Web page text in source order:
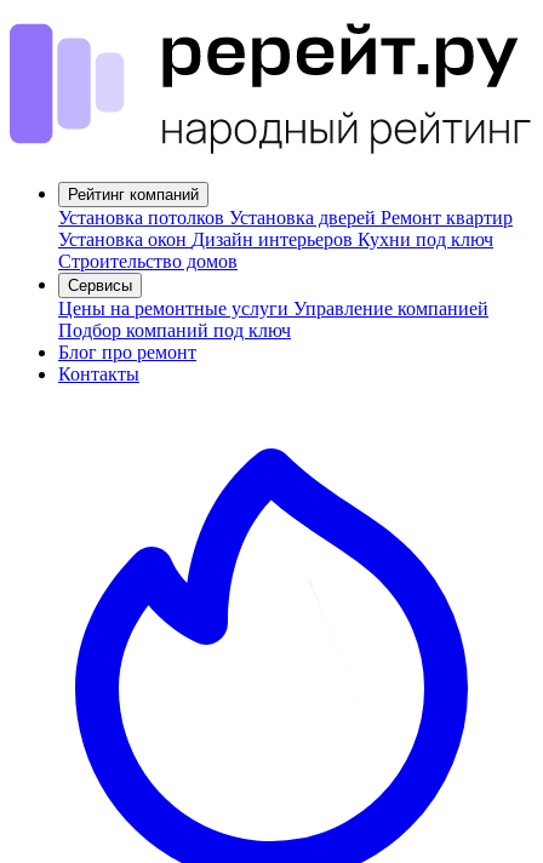
Рейтинг компаний
Установка потолков Установка дверей Ремонт квартир
Установка окон Дизайн интерьеров Кухни под ключ
Строительство домов
Сервисы
Цены на ремонтные услуги Управление компанией
Подбор компаний под ключ
Блог про ремонт
Контакты